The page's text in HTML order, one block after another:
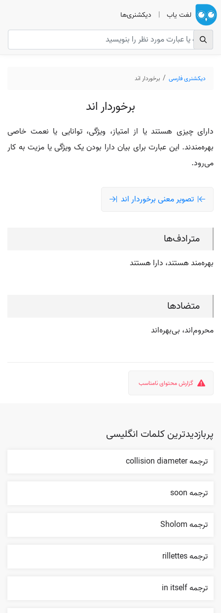
لغت یاب | دیکشنری‌ها
دیکشنری فارسی برخوردار اند
برخوردار اند
دارای چیزی هستند یا از امتیاز، ویژگی، توانایی یا نعمت خاصی
بهره‌مندند. این عبارت برای بیان دارا بودن یک ویژگی یا مزیت به کار
می‌رود.
تصویر معنی برخوردار اند
مترادف‌ها
بهره‌مند هستند، دارا هستند
متضادها
محروم‌اند، بی‌بهره‌اند
گزارش محتوای نامناسب
پربازدیدترین کلمات انگلیسی
ترجمه collision diameter
ترجمه soon
ترجمه Sholom
ترجمه rillettes
ترجمه in itself